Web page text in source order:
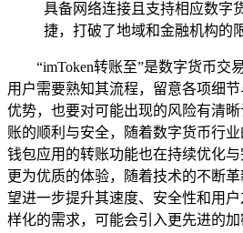
具备网络连接且支持相应数字
捷，打破了地域和金融机构的
“imToken转账至”是数字货币交
用户需要熟知其流程，留意各项细
优势，也要对可能出现的风险有清
账的顺利与安全，随着数字货币行
钱包应用的转账功能也在持续优化
更为优质的体验，随着技术的不断
望进一步提升其速度、安全性和用
样化的需求，可能会引入更先进的